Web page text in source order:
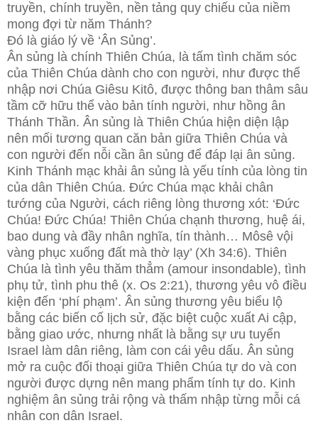
truyền, chính truyền, nền tảng quy chiếu của niềm
mong đợi từ năm Thánh?
Đó là giáo lý về ‘Ân Sủng’.
Ân sủng là chính Thiên Chúa, là tấm tình chăm sóc
của Thiên Chúa dành cho con người, như được thể
nhập nơi Chúa Giêsu Kitô, được thông ban thâm sâu
tầm cỡ hữu thể vào bản tính người, như hồng ân
Thánh Thần. Ân sủng là Thiên Chúa hiện diện lập
nên mối tương quan căn bản giữa Thiên Chúa và
con người đến nỗi cần ân sủng để đáp lại ân sủng.
Kinh Thánh mạc khải ân sủng là yếu tính của lòng tin
của dân Thiên Chúa. Đức Chúa mạc khải chân
tướng của Người, cách riêng lòng thương xót: ‘Đức
Chúa! Đức Chúa! Thiên Chúa chạnh thương, huệ ái,
bao dung và đầy nhân nghĩa, tín thành… Môsê vội
vàng phục xuống đất mà thờ lạy’ (Xh 34:6). Thiên
Chúa là tình yêu thăm thẳm (amour insondable), tình
phụ tử, tình phu thê (x. Os 2:21), thương yêu vô điều
kiện đến ‘phí phạm’. Ân sủng thương yêu biểu lộ
bằng các biến cố lịch sử, đặc biệt cuộc xuất Ai cập,
bằng giao ước, nhưng nhất là bằng sự ưu tuyển
Israel làm dân riêng, làm con cái yêu dấu. Ân sủng
mở ra cuộc đối thoại giữa Thiên Chúa tự do và con
người được dựng nên mang phẩm tính tự do. Kinh
nghiệm ân sủng trải rộng và thấm nhập từng mỗi cá
nhân con dân Israel.